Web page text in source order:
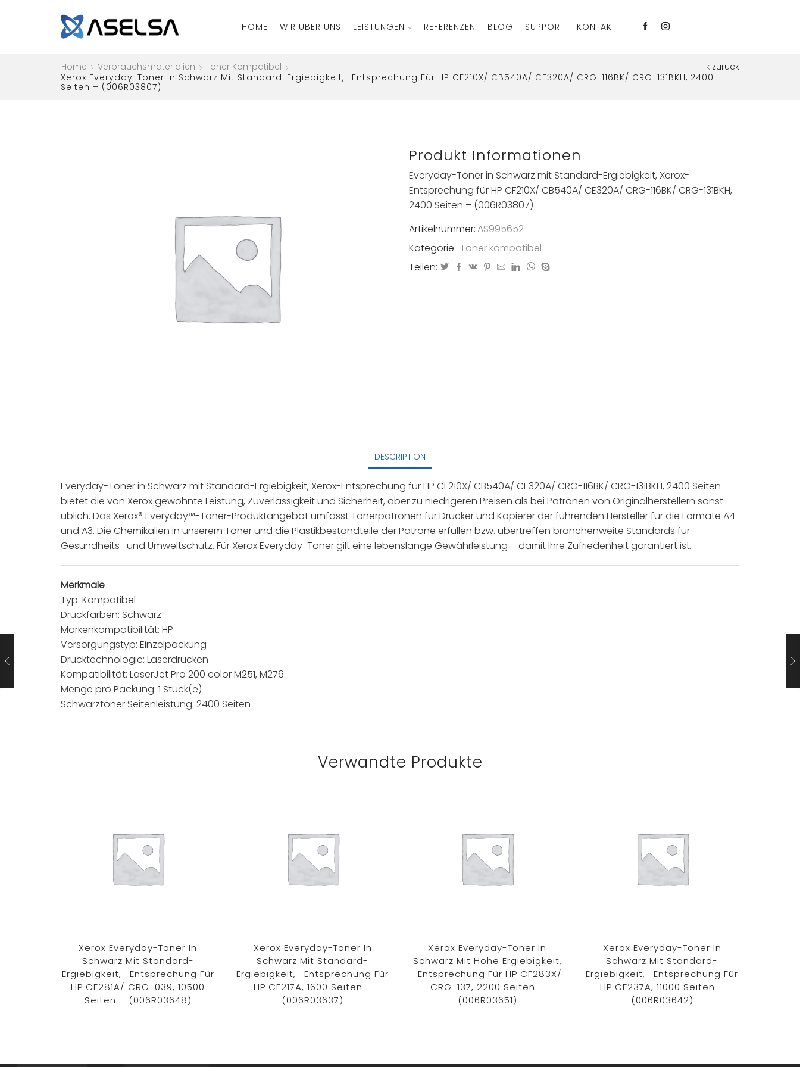
HOME WIR ÜBER UNS LEISTUNGEN REFERENZEN BLOG SUPPORT KONTAKT
Home Verbrauchsmaterialien
Toner Kompatibel
Xerox Everyday-Toner In Schwarz Mit Standard-Ergiebigkeit, -Entsprechung Für HP CF210X/ CB540A/ CE320A/ CRG-116BK/ CRG-131BKH, 2400
Seiten – (006R03807)
zurück
Produkt Informationen
Everyday-Toner in Schwarz mit Standard-Ergiebigkeit, Xerox-
Entsprechung für HP CF210X/ CB540A/ CE320A/ CRG-116BK/ CRG-131BKH,
2400 Seiten – (006R03807)
Artikelnummer:AS995652
Kategorie: Toner kompatibel
Teilen:
DESCRIPTION
Everyday-Toner in Schwarz mit Standard-Ergiebigkeit, Xerox-Entsprechung für HP CF210X/ CB540A/ CE320A/ CRG-116BK/ CRG-131BKH, 2400 Seiten
bietet die von Xerox gewohnte Leistung, Zuverlässigkeit und Sicherheit, aber zu niedrigeren Preisen als bei Patronen von Originalherstellern sonst
üblich. Das Xerox® Everyday™-Toner-Produktangebot umfasst Tonerpatronen für Drucker und Kopierer der führenden Hersteller für die Formate A4
und A3. Die Chemikalien in unserem Toner und die Plastikbestandteile der Patrone erfüllen bzw. übertreffen branchenweite Standards für
Gesundheits- und Umweltschutz. Für Xerox Everyday-Toner gilt eine lebenslange Gewährleistung – damit Ihre Zufriedenheit garantiert ist.
Merkmale
Typ: Kompatibel
Druckfarben: Schwarz
Markenkompatibilität: HP
Versorgungstyp: Einzelpackung
Drucktechnologie: Laserdrucken
Kompatibilität: LaserJet Pro 200 color M251, M276
Menge pro Packung: 1 Stück(e)
Schwarztoner Seitenleistung: 2400 Seiten
Verwandte Produkte
Xerox Everyday-Toner In
Schwarz Mit Standard-
Ergiebigkeit, -Entsprechung Für
HP CF281A/ CRG-039, 10500
Seiten – (006R03648)
Xerox Everyday-Toner In
Schwarz Mit Standard-
Ergiebigkeit, -Entsprechung Für
HP CF217A, 1600 Seiten –
(006R03637)
Xerox Everyday-Toner In
Schwarz Mit Hohe Ergiebigkeit,
-Entsprechung Für HP CF283X/
CRG-137, 2200 Seiten –
(006R03651)
Xerox Everyday-Toner In
Schwarz Mit Standard-
Ergiebigkeit, -Entsprechung Für
HP CF237A, 11000 Seiten –
(006R03642)